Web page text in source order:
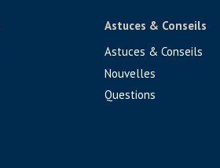
Astuces & Conseils
Astuces & Conseils
Nouvelles
Questions